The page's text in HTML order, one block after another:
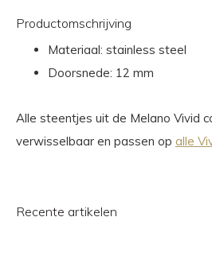
Productomschrijving
Materiaal: stainless steel
Doorsnede: 12 mm
Alle steentjes uit de Melano Vivid
verwisselbaar en passen op alle
Recente artikelen